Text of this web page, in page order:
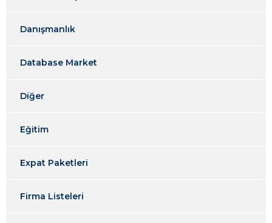
Danışmanlık
Database Market
Diğer
Eğitim
Expat Paketleri
Firma Listeleri